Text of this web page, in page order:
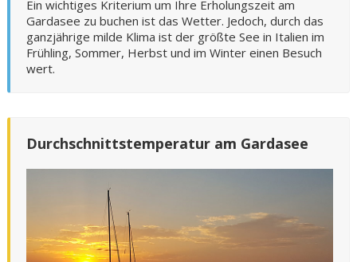
Ein wichtiges Kriterium um Ihre Erholungszeit am
Gardasee zu buchen ist das Wetter. Jedoch, durch das
ganzjährige milde Klima ist der größte See in Italien im
Frühling, Sommer, Herbst und im Winter einen Besuch
wert.
Durchschnittstemperatur am Gardasee